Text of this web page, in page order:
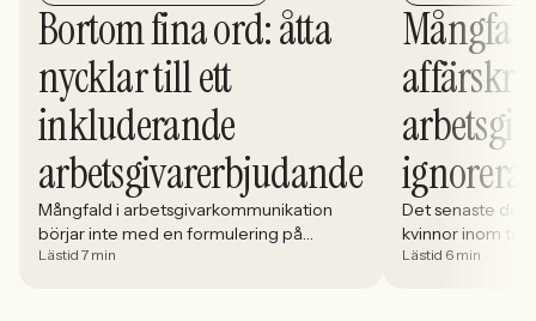
Bortom fina ord: åtta
nycklar till ett
inkluderande
arbetsgivarerbjudande
Mångfald i arbetsgivarkommunikation
börjar inte med en formulering på
karriärsidan. Den börjar i hur rekryteringen
Lästid 7 min
ignorera
Det senaste
kvinnor inom
stadigt på 30%.
Lästid 6 min